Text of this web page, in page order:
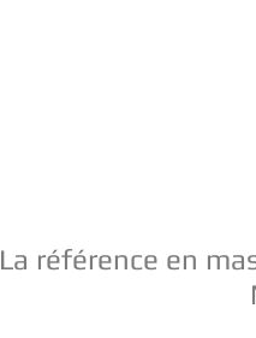
La référence en